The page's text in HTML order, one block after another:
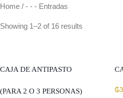
Home / - - - Entradas
Showing 1–2 of 16 results
CAJA DE ANTIPASTO
(PARA 2 O 3 PERSONAS) ₲